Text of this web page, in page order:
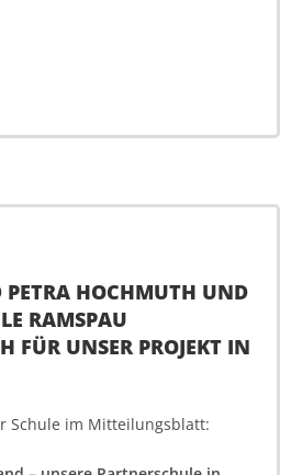
PETRA HOCHMUTH UND
RAMSPAU
FÜR UNSER PROJEKT IN
Schule im Mitteilungsblatt: